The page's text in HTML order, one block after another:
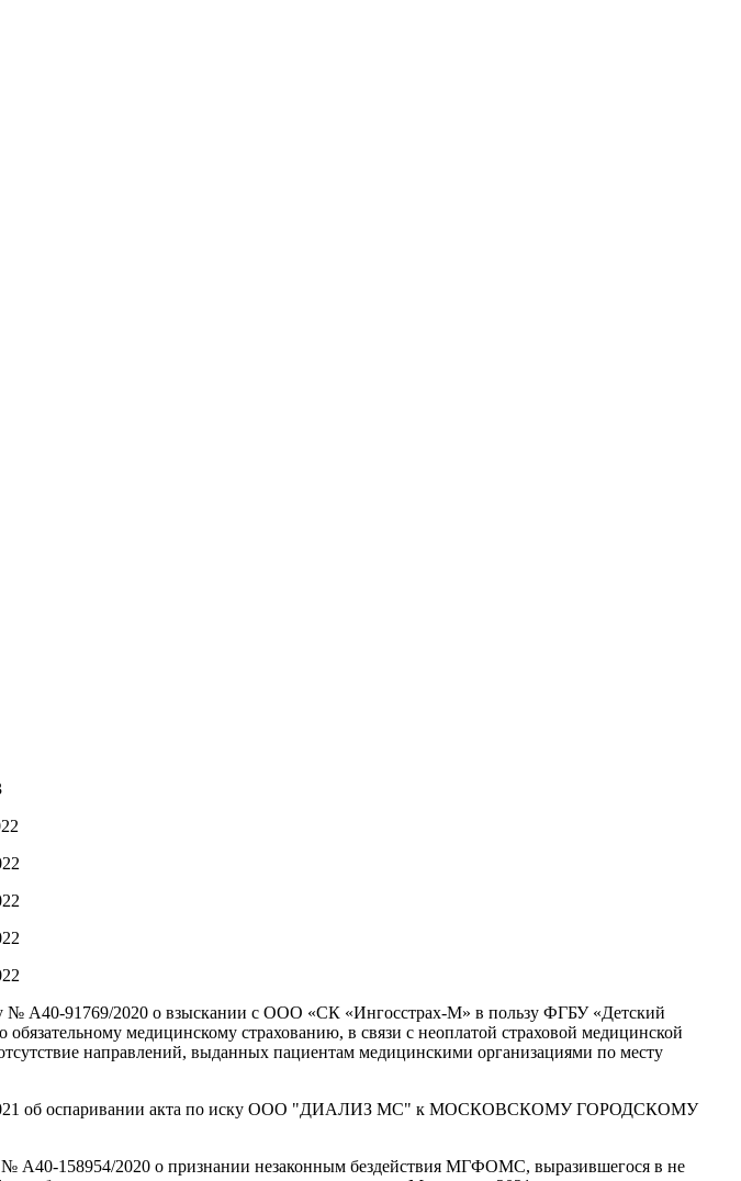
№ А40-91769/2020 о взыскании с ООО «СК «Ингосстрах-М» в пользу ФГБУ «Детский
медицинскому страхованию, в связи с неоплатой страховой медицинской
направлений, выданных пациентам медицинскими организациями по месту
2021 об оспаривании акта по иску ООО "ДИАЛИЗ МС" к МОСКОВСКОМУ ГОРОДСКОМУ
А40-158954/2020 о признании незаконным бездействия МГФОМС, выразившегося в не